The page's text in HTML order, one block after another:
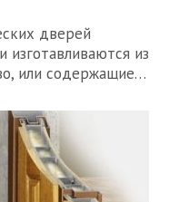
дверей
изготавливаются из
или содержащие…